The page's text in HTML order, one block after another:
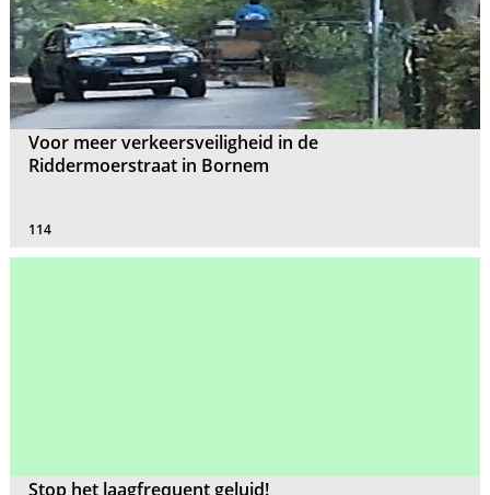
Voor meer verkeersveiligheid in de
Riddermoerstraat in Bornem
114
Stop het laagfrequent geluid!